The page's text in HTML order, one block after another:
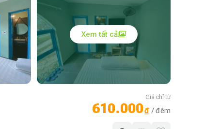
Xem tất cả
Giá chỉ từ
610.000₫ / đêm